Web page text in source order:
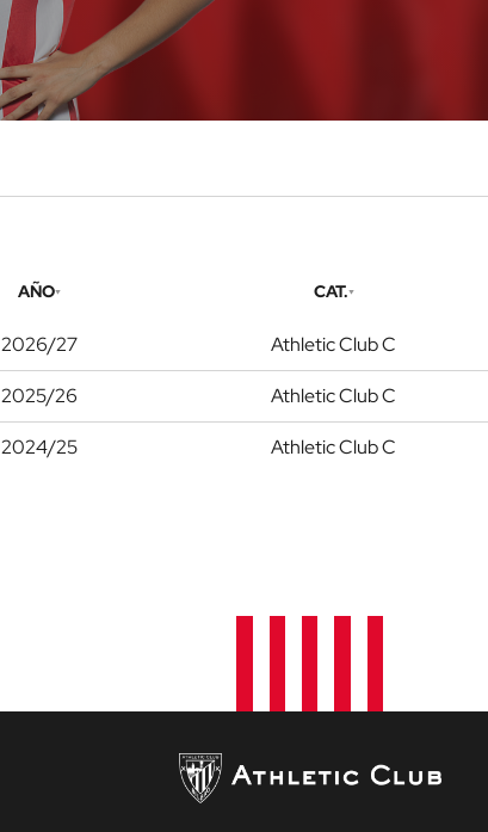
AÑO CAT.
2026/27 Athletic Club C
2025/26 Athletic Club C
2024/25 Athletic Club C